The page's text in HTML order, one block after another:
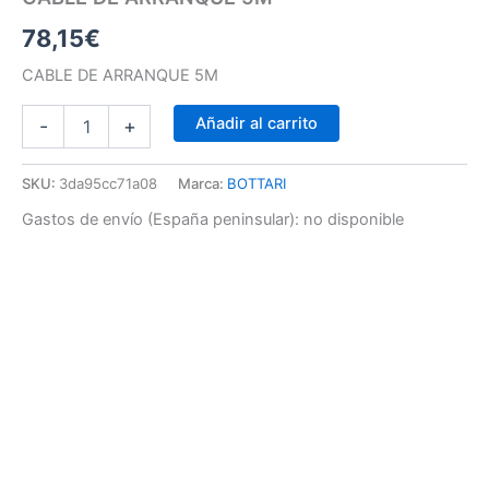
78,15€
CABLE DE ARRANQUE 5M
- + Añadir al carrito
SKU: 3da95cc71a08 Marca: BOTTARI
Gastos de envío (España peninsular): no disponible